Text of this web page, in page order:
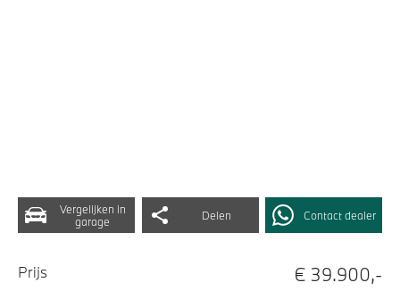
Vergelijken in
garage
Delen Contact dealer
Prijs € 39.900,-